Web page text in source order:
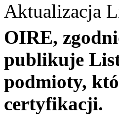
Aktualizacja
OIRE,
publikuje
podmioty,
certyfikacji.